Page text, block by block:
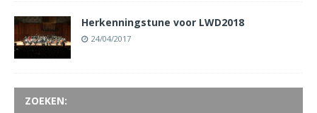
Herkenningstune voor LWD2018
24/04/2017
ZOEKEN: